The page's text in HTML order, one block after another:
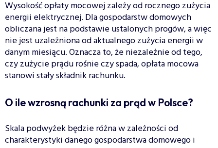
Wysokość opłaty mocowej zależy od rocznego zużycia
energii elektrycznej. Dla gospodarstw domowych
obliczana jest na podstawie ustalonych progów, a więc
nie jest uzależniona od aktualnego zużycia energii w
danym miesiącu. Oznacza to, że niezależnie od tego,
czy zużycie prądu rośnie czy spada, opłata mocowa
stanowi stały składnik rachunku.
O ile wzrosną rachunki za prąd w Polsce?
Skala podwyżek będzie różna w zależności od
charakterystyki danego gospodarstwa domowego i